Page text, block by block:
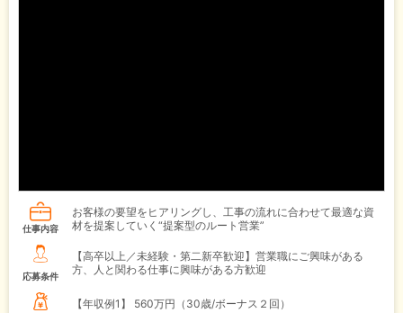
仕事内容
お客様の要望をヒアリングし、工事の流れに合わせて最適な資
材を提案していく“提案型のルート営業”
応募条件
【高卒以上／未経験・第二新卒歓迎】営業職にご興味がある
方、人と関わる仕事に興味がある方歓迎
【年収例1】 560万円（30歳/ボーナス２回）